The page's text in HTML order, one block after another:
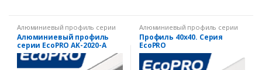
Алюминиевый профиль серии
EcoPRO
Алюминиевый профиль
серии EcoPRO AK-2020-A
Алюминиевый профиль серии
EcoPRO
Профиль 40х40. Серия
EcoPRO